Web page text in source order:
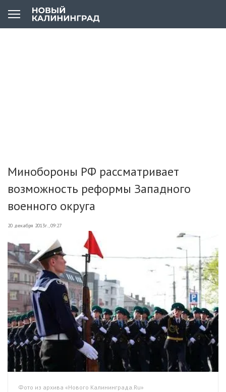
Минобороны РФ рассматривает
возможность реформы Западного
военного округа
20 декабря 2013г., 09:27
Фото из архива «Нового Калининграда.Ru»